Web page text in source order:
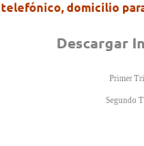
telefónico, domicilio
Descargar
Primer
Segundo